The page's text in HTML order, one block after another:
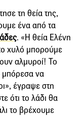
τη θεία της,
ένα από τα
. «Η θεία Ελένη
χυλό μπορούμε
αλμυροί! Το
μπόρεσα να
έγραψε στη
ότι το λάδι θα
το βρέχουμε